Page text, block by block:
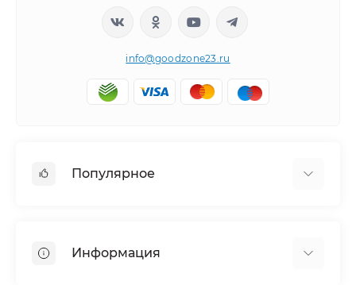
info@goodzone23.ru
Популярное
Сушильные машины
Информация